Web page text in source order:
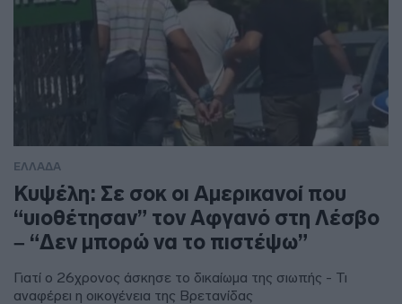
ΕΛΛΑΔΑ
Κυψέλη: Σε σοκ οι Αμερικανοί που
“υιοθέτησαν” τον Αφγανό στη Λέσβο
– “Δεν μπορώ να το πιστέψω”
Γιατί ο 26χρονος άσκησε το δικαίωμα της σιωπής - Τι
αναφέρει η οικογένεια της Βρετανίδας